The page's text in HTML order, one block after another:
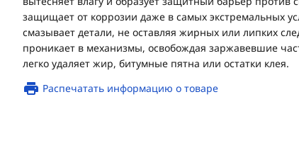
защищает от коррозии даже в самых экстремальных
смазывает детали, не оставляя жирных или липких
проникает в механизмы, освобождая заржавевшие
легко удаляет жир, битумные пятна или остатки клея.
Распечатать информацию о товаре